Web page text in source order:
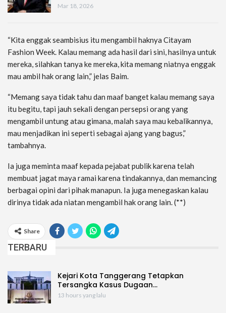
Mar 18, 2026
“Kita enggak seambisius itu mengambil haknya Citayam
Fashion Week. Kalau memang ada hasil dari sini, hasilnya untuk
mereka, silahkan tanya ke mereka, kita memang niatnya enggak
mau ambil hak orang lain,” jelas Baim.
“Memang saya tidak tahu dan maaf banget kalau memang saya
itu begitu, tapi jauh sekali dengan persepsi orang yang
mengambil untung atau gimana, malah saya mau kebalikannya,
mau menjadikan ini seperti sebagai ajang yang bagus,”
tambahnya.
Ia juga meminta maaf kepada pejabat publik karena telah
membuat jagat maya ramai karena tindakannya, dan memancing
berbagai opini dari pihak manapun. Ia juga menegaskan kalau
dirinya tidak ada niatan mengambil hak orang lain. (**)
Share
TERBARU
Kejari Kota Tanggerang Tetapkan
Tersangka Kasus Dugaan…
13 hours yang lalu